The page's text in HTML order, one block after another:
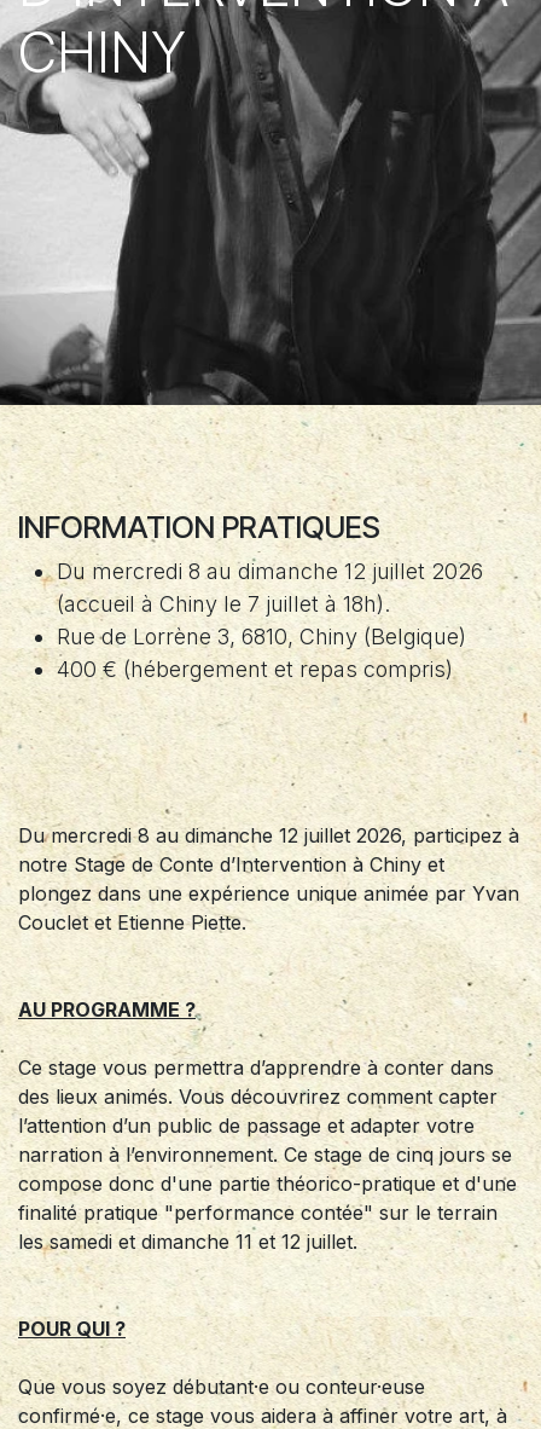
CHINY
INFORMATION PRATIQUES
Du mercredi 8 au dimanche 12 juillet 2026
(accueil à Chiny le 7 juillet à 18h).
Rue de Lorrène 3, 6810, Chiny (Belgique)
400 € (hébergement et repas compris)
Du mercredi 8 au dimanche 12 juillet 2026, participez à
notre Stage de Conte d’Intervention à Chiny et
plongez dans une expérience unique animée par Yvan
Couclet et Etienne Piette.
AU PROGRAMME ?
Ce stage vous permettra d’apprendre à conter dans
des lieux animés. Vous découvrirez comment capter
l’attention d’un public de passage et adapter votre
narration à l’environnement. Ce stage de cinq jours se
compose donc d'une partie théorico-pratique et d'une
finalité pratique "performance contée" sur le terrain
les samedi et dimanche 11 et 12 juillet.
POUR QUI ?
Que vous soyez débutant·e ou conteur·euse
confirmé·e, ce stage vous aidera à affiner votre art, à